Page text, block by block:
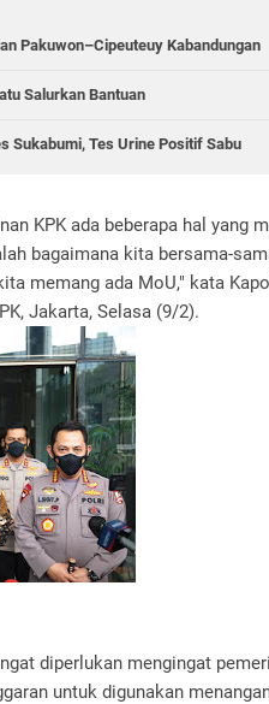
Pakuwon–Cipeuteuy Kabandungan
Salurkan Bantuan
Sukabumi, Tes Urine Positif Sabu
KPK ada beberapa hal yang
bagaimana kita bersama-
memang ada MoU," kata
Jakarta, Selasa (9/2).
diperlukan mengingat
untuk digunakan